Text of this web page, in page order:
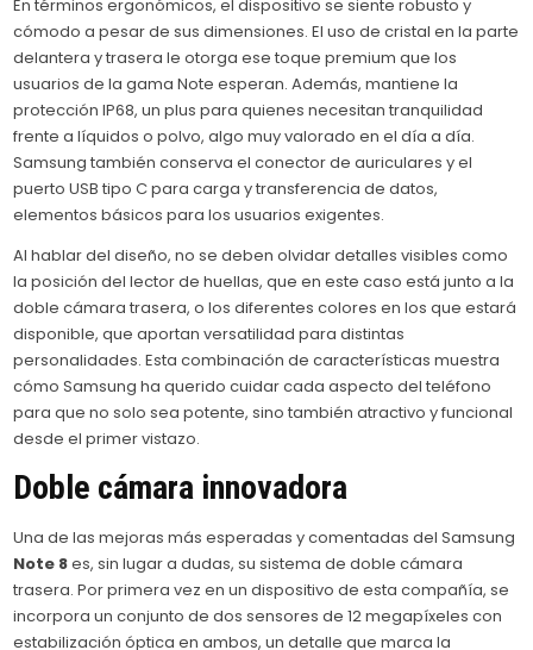
En términos ergonómicos, el dispositivo se siente robusto y
cómodo a pesar de sus dimensiones. El uso de cristal en la parte
delantera y trasera le otorga ese toque premium que los
usuarios de la gama Note esperan. Además, mantiene la
protección IP68, un plus para quienes necesitan tranquilidad
frente a líquidos o polvo, algo muy valorado en el día a día.
Samsung también conserva el conector de auriculares y el
puerto USB tipo C para carga y transferencia de datos,
elementos básicos para los usuarios exigentes.
Al hablar del diseño, no se deben olvidar detalles visibles como
la posición del lector de huellas, que en este caso está junto a la
doble cámara trasera, o los diferentes colores en los que estará
disponible, que aportan versatilidad para distintas
personalidades. Esta combinación de características muestra
cómo Samsung ha querido cuidar cada aspecto del teléfono
para que no solo sea potente, sino también atractivo y funcional
desde el primer vistazo.
Doble cámara innovadora
Una de las mejoras más esperadas y comentadas del Samsung
Note 8es, sin lugar a dudas, su sistema de doble cámara
trasera. Por primera vez en un dispositivo de esta compañía, se
incorpora un conjunto de dos sensores de 12 megapíxeles con
estabilización óptica en ambos, un detalle que marca la